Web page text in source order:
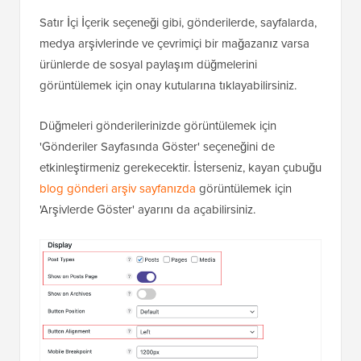
Satır İçi İçerik seçeneği gibi, gönderilerde, sayfalarda,
medya arşivlerinde ve çevrimiçi bir mağazanız varsa
ürünlerde de sosyal paylaşım düğmelerini
görüntülemek için onay kutularına tıklayabilirsiniz.
Düğmeleri gönderilerinizde görüntülemek için
'Gönderiler Sayfasında Göster' seçeneğini de
etkinleştirmeniz gerekecektir. İsterseniz, kayan çubuğu
blog gönderi arşiv sayfanızda görüntülemek için
'Arşivlerde Göster' ayarını da açabilirsiniz.